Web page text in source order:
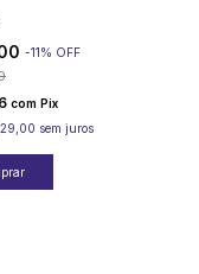
-11% OFF
com Pix
sem juros